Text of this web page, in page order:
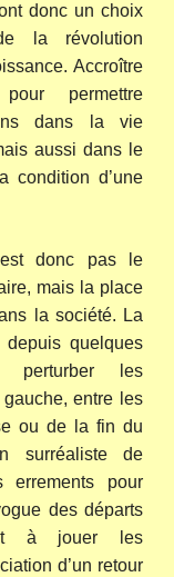
donc un choix
la révolution
Accroître
permettre
dans la vie
aussi dans le
condition d’une
donc pas le
mais la place
la société. La
quelques
perturber les
entre les
ou de la fin du
surréaliste de
errements pour
des départs
à jouer les
d’un retour